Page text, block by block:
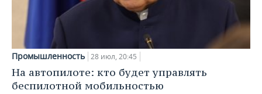
Промышленность 28 июл, 20:45
На автопилоте: кто будет управлять
беспилотной мобильностью